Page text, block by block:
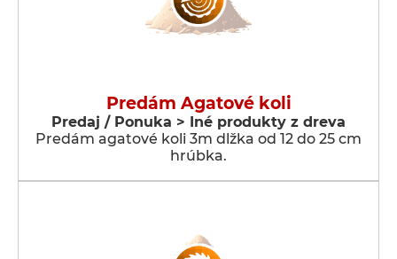
Predám Agatové koli
Predaj / Ponuka > Iné produkty z dreva
Predám agatové koli 3m dlžka od 12 do 25 cm
hrúbka.